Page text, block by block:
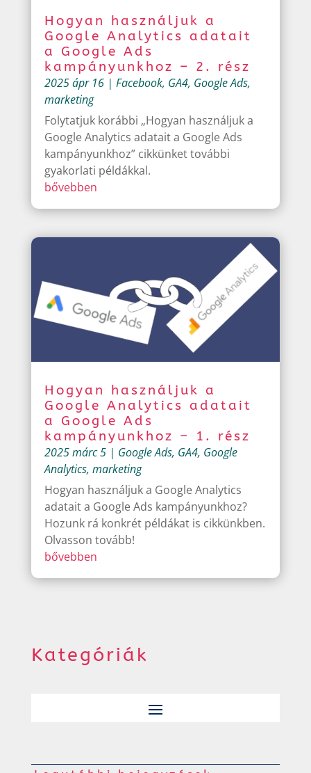
Hogyan használjuk a
Google Analytics adatait
a Google Ads
kampányunkhoz – 2. rész
2025 ápr 16| Facebook, GA4, Google Ads,
marketing
Folytatjuk korábbi „Hogyan használjuk a
Google Analytics adatait a Google Ads
kampányunkhoz” cikkünket további
gyakorlati példákkal.
bővebben
Hogyan használjuk a
Google Analytics adatait
a Google Ads
kampányunkhoz – 1. rész
2025 márc 5| Google Ads, GA4, Google
Analytics, marketing
Hogyan használjuk a Google Analytics
adatait a Google Ads kampányunkhoz?
Hozunk rá konkrét példákat is cikkünkben.
Olvasson tovább!
bővebben
Kategóriák